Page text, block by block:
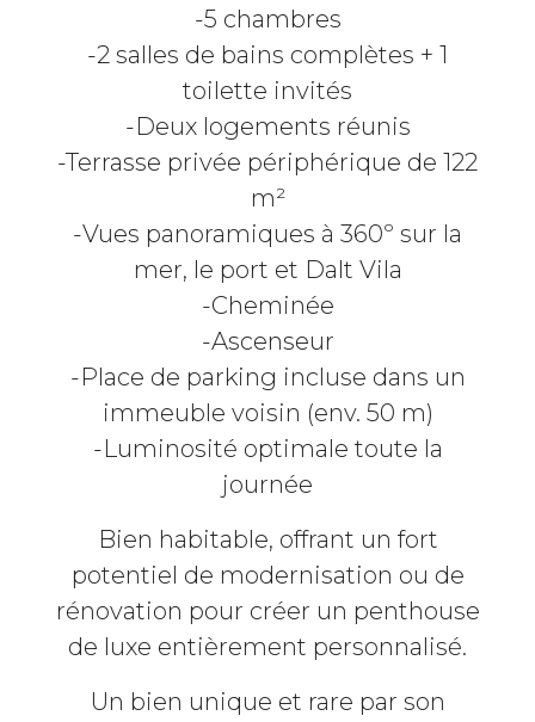
-5 chambres
-2 salles de bains complètes + 1
toilette invités
-Deux logements réunis
-Terrasse privée périphérique de 122
m²
-Vues panoramiques à 360º sur la
mer, le port et Dalt Vila
-Cheminée
-Ascenseur
-Place de parking incluse dans un
immeuble voisin (env. 50 m)
-Luminosité optimale toute la
journée
Bien habitable, offrant un fort
potentiel de modernisation ou de
rénovation pour créer un penthouse
de luxe entièrement personnalisé.
Un bien unique et rare par son